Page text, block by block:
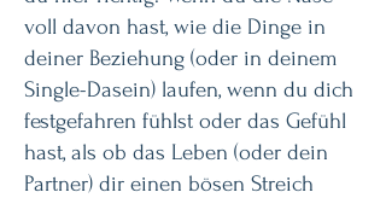
voll davon hast, wie die Dinge in
deiner Beziehung (oder in deinem
Single-Dasein) laufen, wenn du dich
festgefahren fühlst oder das Gefühl
hast, als ob das Leben (oder dein
Partner) dir einen bösen Streich